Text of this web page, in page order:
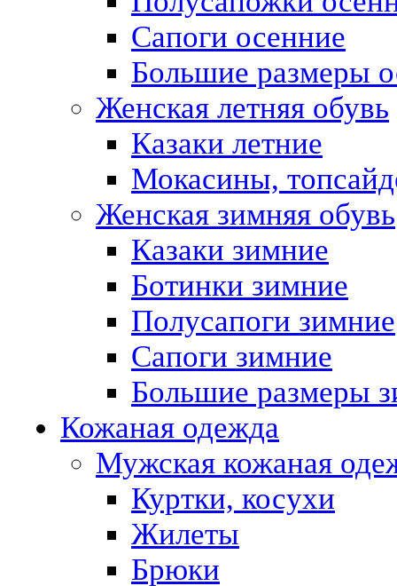
Сапоги осенние
Большие размеры
Женская летняя обувь
Казаки летние
Мокасины,
Женская зимняя обувь
Казаки зимние
Ботинки зимние
Полусапоги зимние
Сапоги зимние
Большие размеры
Кожаная одежда
Мужская кожаная
Куртки, косухи
Жилеты
Брюки